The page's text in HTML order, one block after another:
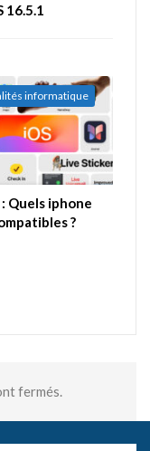
16.5.1
informatique
: Quels iphone
?
fermés.